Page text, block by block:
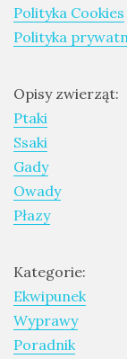
Polityka Cookies
Polityka
Opisy zwierząt:
Ptaki
Ssaki
Gady
Owady
Płazy
Kategorie:
Ekwipunek
Wyprawy
Poradnik